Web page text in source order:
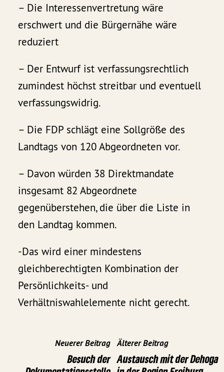
– Die Interessenvertretung wäre
erschwert und die Bürgernähe wäre
reduziert
– Der Entwurf ist verfassungsrechtlich
zumindest höchst streitbar und eventuell
verfassungswidrig.
– Die FDP schlägt eine Sollgröße des
Landtags von 120 Abgeordneten vor.
– Davon würden 38 Direktmandate
insgesamt 82 Abgeordnete
gegenüberstehen, die über die Liste in
den Landtag kommen.
-Das wird einer mindestens
gleichberechtigten Kombination der
Persönlichkeits- und
Verhältniswahlelemente nicht gerecht.
Neuerer Beitrag
Besuch der
Älterer Beitrag
Austausch mit der Dehoga